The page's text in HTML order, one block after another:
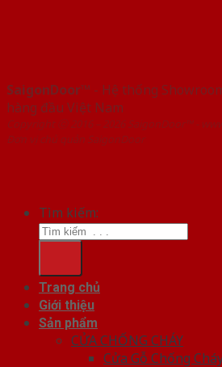
SaigonDoor™ - Hệ thống
hàng đầu Việt Nam
Copyright ⓒ 2016 – 2026 SaigonDoor™ -
Đơn vị chủ quản SaigonDoor
Tìm kiếm:
Trang chủ
Giới thiệu
Sản phẩm
CỬA CHỐNG CHÁY
Cửa Gỗ Chống